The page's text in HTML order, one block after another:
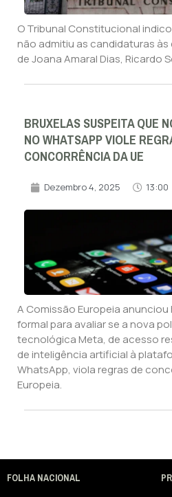
O Tribunal Constitucional
não admitiu as candidaturas
de Joana Amaral Dias, Ricardo
BRUXELAS SUSPEITA QUE
NO WHATSAPP VIOLE
CONCORRÊNCIA DA UE
Dezembro 4, 2025 13:00
A Comissão Europeia
formal para avaliar se a nova
tecnológica Meta, de acesso
de inteligência artificial à
WhatsApp, viola regras de
Europeia.
FOLHA NACIONAL